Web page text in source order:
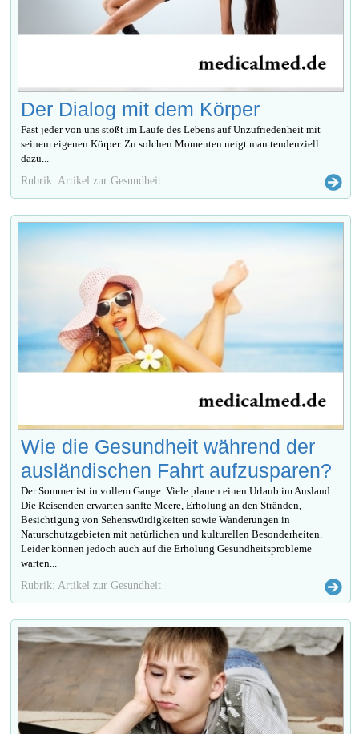
Der Dialog mit dem Körper
Fast jeder von uns stößt im Laufe des Lebens auf Unzufriedenheit mit
seinem eigenen Körper. Zu solchen Momenten neigt man tendenziell
dazu...
Rubrik: Artikel zur Gesundheit
Wie die Gesundheit während der
ausländischen Fahrt aufzusparen?
Der Sommer ist in vollem Gange. Viele planen einen Urlaub im Ausland.
Die Reisenden erwarten sanfte Meere, Erholung an den Stränden,
Besichtigung von Sehenswürdigkeiten sowie Wanderungen in
Naturschutzgebieten mit natürlichen und kulturellen Besonderheiten.
Leider können jedoch auch auf die Erholung Gesundheitsprobleme
warten...
Rubrik: Artikel zur Gesundheit